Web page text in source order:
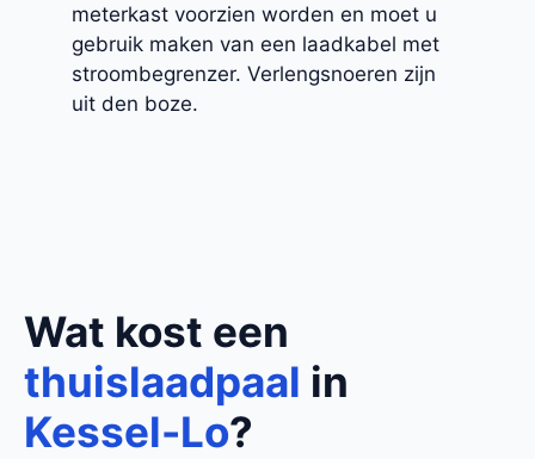
meterkast voorzien worden en moet u
gebruik maken van een laadkabel met
stroombegrenzer. Verlengsnoeren zijn
uit den boze.
Wat kost een
thuislaadpaal in
Kessel-Lo?